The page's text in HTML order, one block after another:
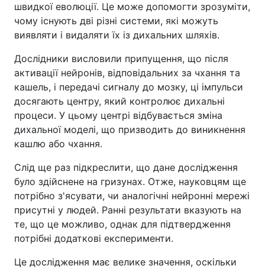
швидкої еволюції. Це може допомогти зрозуміти,
чому існують дві різні системи, які можуть
виявляти і видаляти їх із дихальних шляхів.
Дослідники висловили припущення, що після
активації нейронів, відповідальних за чхання та
кашель, і передачі сигналу до мозку, ці імпульси
досягають центру, який контролює дихальні
процеси. У цьому центрі відбувається зміна
дихальної моделі, що призводить до виникнення
кашлю або чхання.
Слід ще раз підкреслити, що дане дослідження
було здійснене на гризунах. Отже, науковцям ще
потрібно з'ясувати, чи аналогічні нейронні мережі
присутні у людей. Ранні результати вказують на
те, що це можливо, однак для підтвердження
потрібні додаткові експерименти.
Це дослідження має велике значення, оскільки